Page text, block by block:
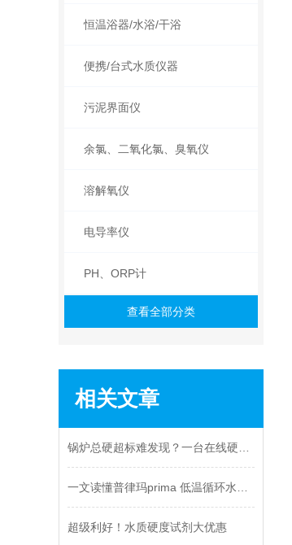
恒温浴器/水浴/干浴
便携/台式水质仪器
污泥界面仪
余氯、二氧化氯、臭氧仪
溶解氧仪
电导率仪
PH、ORP计
查看全部分类
相关文章
超级利好！水质硬度试剂大优惠